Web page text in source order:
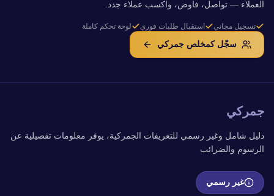
العملاء — تواصل، فاوض، واكسب عملاء جدد.
تسجيل مجاني استقبال طلبات فوري لوحة تحكم كاملة
سجّل كمخلص جمركي
جمركي
دليل شامل وغير رسمي للتعريفات الجمركية، يوفر معلومات تفصيلية عن
الرسوم والضرائب
غير رسمي